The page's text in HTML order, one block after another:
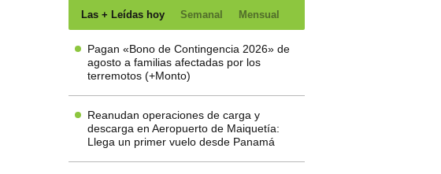
Las + Leídas hoy Semanal Mensual
Pagan «Bono de Contingencia 2026» de
agosto a familias afectadas por los
terremotos (+Monto)
Reanudan operaciones de carga y
descarga en Aeropuerto de Maiquetía:
Llega un primer vuelo desde Panamá